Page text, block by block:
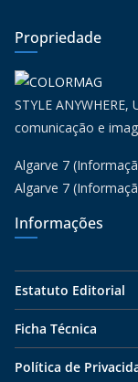
Propriedade
STYLE
comunicação e
Algarve 7
Algarve 7
Informações
Estatuto Editorial
Ficha Técnica
Política de